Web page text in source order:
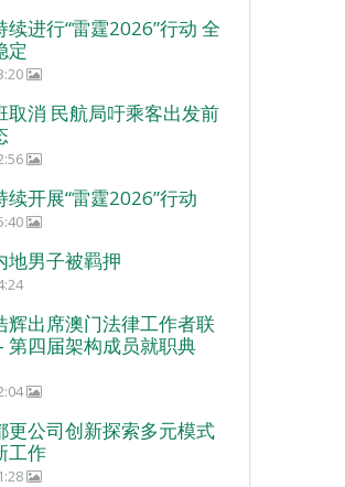
进行“雷霆2026”行动 全
定
取消 民航局吁乘客出发前
开展“雷霆2026”行动
地男子被羁押
辉出席澳门法律工作者联
第四届架构成员就职典
更公司创新探索多元模式
工作